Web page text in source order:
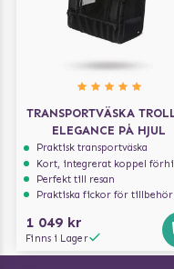
TRANSPORTVÄSKA
ELEGANCE PÅ HJUL
Praktisk transportväska
Kort, integrerat koppel förhindrar att hunden
Perfekt till resan
Praktiska fickor för tillbehör
1 049 kr
Finns i Lager